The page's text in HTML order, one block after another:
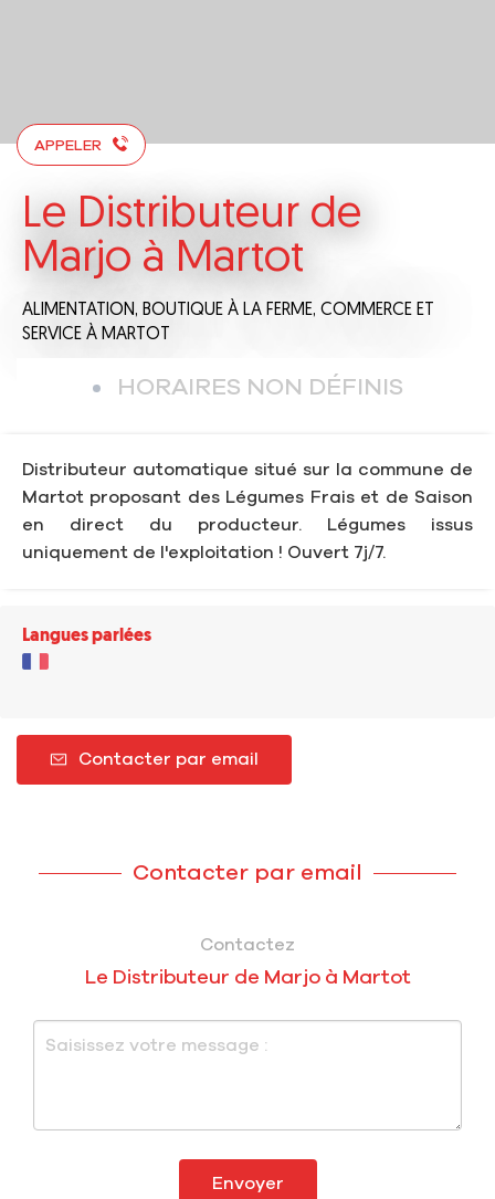
APPELER
Le Distributeur de
Marjo à Martot
ALIMENTATION, BOUTIQUE À LA FERME, COMMERCE ET
SERVICE À MARTOT
HORAIRES NON DÉFINIS
Distributeur automatique situé sur la commune de
Martot proposant des Légumes Frais et de Saison
en direct du producteur. Légumes issus
uniquement de l'exploitation ! Ouvert 7j/7.
Langues parlées
Contacter par email
Contacter par email
Contactez
Le Distributeur de Marjo à Martot
Envoyer